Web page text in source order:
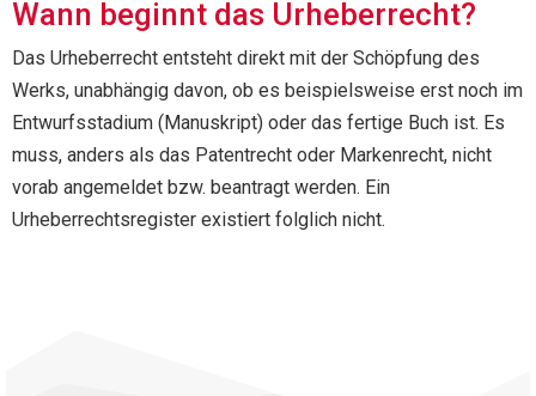
Wann beginnt das Urheberrecht?
Das Urheberrecht entsteht direkt mit der Schöpfung des
Werks, unabhängig davon, ob es beispielsweise erst noch im
Entwurfsstadium (Manuskript) oder das fertige Buch ist. Es
muss, anders als das Patentrecht oder Markenrecht, nicht
vorab angemeldet bzw. beantragt werden. Ein
Urheberrechtsregister existiert folglich nicht.